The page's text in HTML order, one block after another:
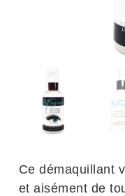
Ce démaquillant
et aisément de